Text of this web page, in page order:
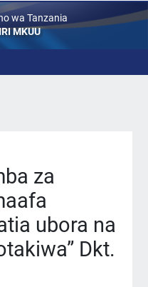
wa Tanzania
MKUU
za
ubora na
Dkt.